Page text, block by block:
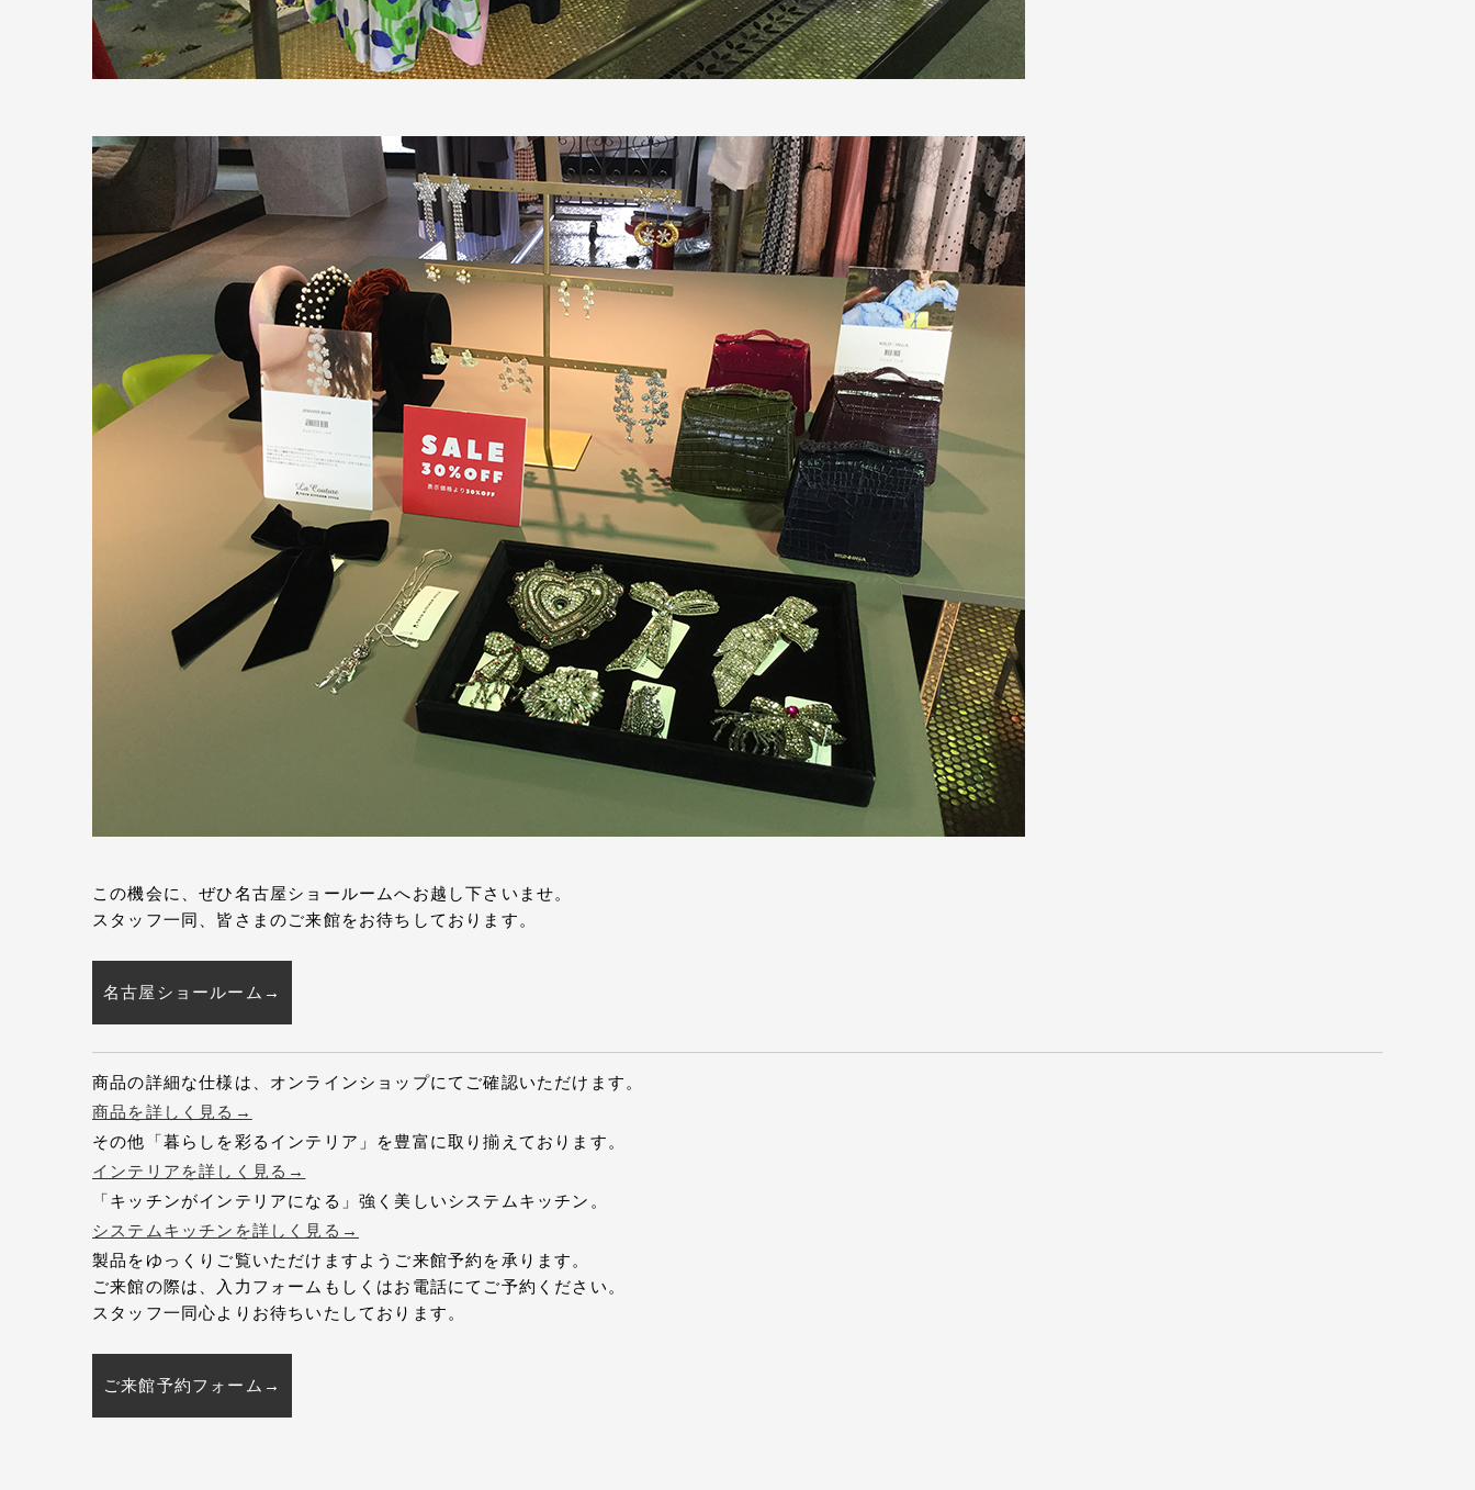
この機会に、ぜひ名古屋ショールームへお越し下さいませ。
スタッフ一同、皆さまのご来館をお待ちしております。
名古屋ショールーム→
商品の詳細な仕様は、オンラインショップにてご確認いただけます。
商品を詳しく見る→
その他「暮らしを彩るインテリア」を豊富に取り揃えております。
インテリアを詳しく見る→
「キッチンがインテリアになる」強く美しいシステムキッチン。
システムキッチンを詳しく見る→
製品をゆっくりご覧いただけますようご来館予約を承ります。
ご来館の際は、入力フォームもしくはお電話にてご予約ください。
スタッフ一同心よりお待ちいたしております。
ご来館予約フォーム→